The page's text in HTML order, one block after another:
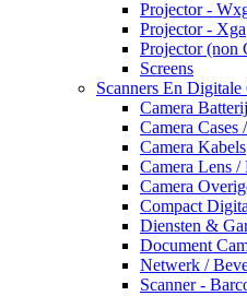
Projector -
Projector - Xga
Projector (non
Screens
Scanners En Digitale
Camera
Camera Cases
Camera Kabels
Camera Lens /
Camera
Compact
Diensten &
Document
Netwerk /
Scanner -